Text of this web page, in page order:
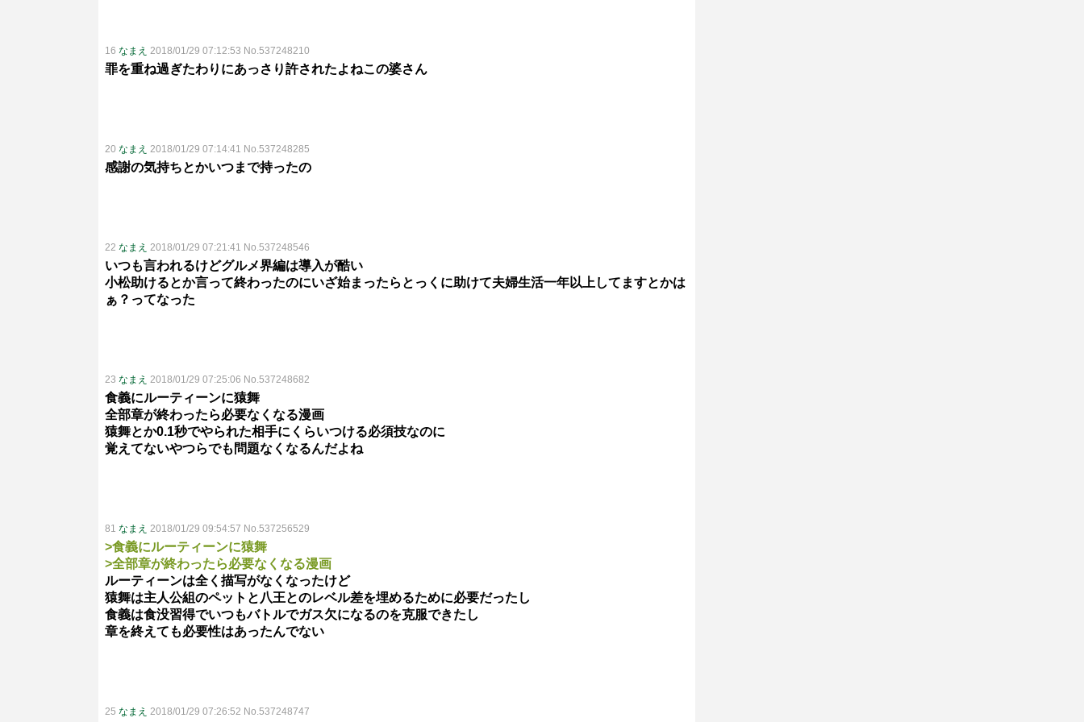
16 なまえ 2018/01/29 07:12:53 No.537248210
罪を重ね過ぎたわりにあっさり許されたよねこの婆さん
20 なまえ 2018/01/29 07:14:41 No.537248285
感謝の気持ちとかいつまで持ったの
22 なまえ 2018/01/29 07:21:41 No.537248546
いつも言われるけどグルメ界編は導入が酷い
小松助けるとか言って終わったのにいざ始まったらとっくに助けて夫婦生活一年以上してますとかは
ぁ？ってなった
23 なまえ 2018/01/29 07:25:06 No.537248682
食義にルーティーンに猿舞
全部章が終わったら必要なくなる漫画
猿舞とか0.1秒でやられた相手にくらいつける必須技なのに
覚えてないやつらでも問題なくなるんだよね
81 なまえ 2018/01/29 09:54:57 No.537256529
>食義にルーティーンに猿舞
>全部章が終わったら必要なくなる漫画
ルーティーンは全く描写がなくなったけど
猿舞は主人公組のペットと八王とのレベル差を埋めるために必要だったし
食義は食没習得でいつもバトルでガス欠になるのを克服できたし
章を終えても必要性はあったんでない
25 なまえ 2018/01/29 07:26:52 No.537248747